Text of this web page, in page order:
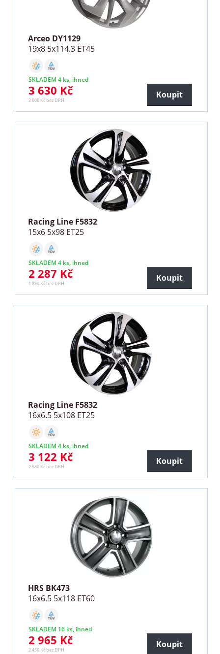
Arceo DY1129
19x8 5x114.3 ET45
SKLADEM 4 ks, ihned
3 630 Kč
3 000 Kč bez DPH
Koupit
Racing Line F5832
15x6 5x98 ET25
SKLADEM 4 ks, ihned
2 287 Kč
1 890 Kč bez DPH
Koupit
Racing Line F5832
16x6.5 5x108 ET25
SKLADEM 4 ks, ihned
3 122 Kč
2 580 Kč bez DPH
Koupit
HRS BK473
16x6.5 5x118 ET60
SKLADEM 16 ks, ihned
2 965 Kč
2 450 Kč bez DPH
Koupit